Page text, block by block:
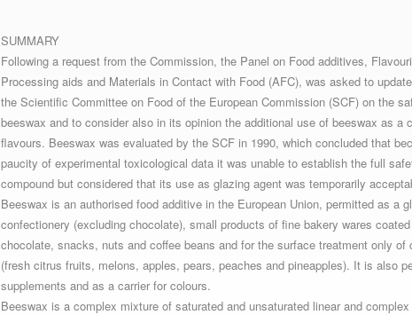
SUMMARY
Following a request from the Commission, the Panel on Food additives,
Processing aids and Materials in Contact with Food (AFC), was asked to
the Scientific Committee on Food of the European Commission (SCF) on the
beeswax and to consider also in its opinion the additional use of beeswax as a
flavours. Beeswax was evaluated by the SCF in 1990, which concluded that
paucity of experimental toxicological data it was unable to establish the full
compound but considered that its use as glazing agent was temporarily
Beeswax is an authorised food additive in the European Union, permitted as a
confectionery (excluding chocolate), small products of fine bakery wares
chocolate, snacks, nuts and coffee beans and for the surface treatment only of
(fresh citrus fruits, melons, apples, pears, peaches and pineapples). It is also
supplements and as a carrier for colours.
Beeswax is a complex mixture of saturated and unsaturated linear and